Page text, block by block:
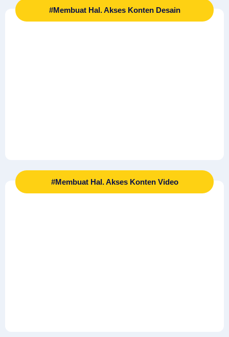
#Membuat Hal. Akses Konten Desain
#Membuat Hal. Akses Konten Video